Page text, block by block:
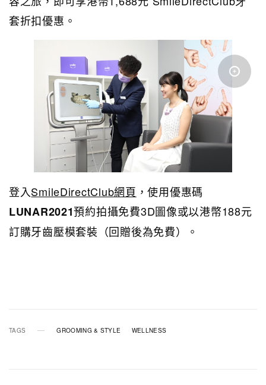
套折扣優惠。
登入SmileDirectClub網頁 ，使用優惠碼
LUNAR2021預約拍攝免費3D圖像或以港幣188元
訂購牙齒壓模套裝（回贈後為免費）。
TAGS GROOMING & STYLE WELLNESS